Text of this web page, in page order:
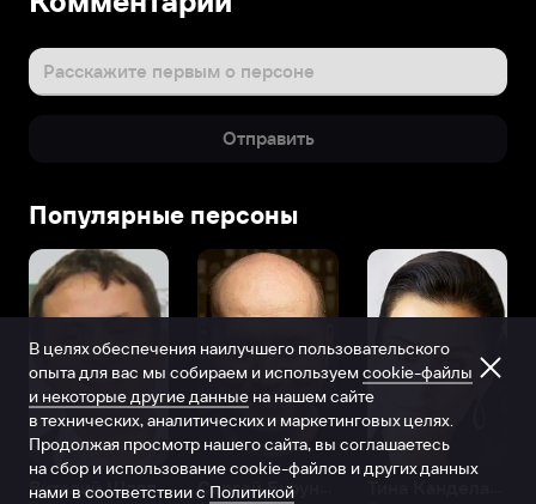
Расскажите первым о персоне
Отправить
Популярные персоны
Виталий Шляппо
В целях обеспечения наилучшего пользовательского
опыта для вас мы собираем и используем cookie-файлы
и некоторые другие данные на нашем сайте
в технических, аналитических и маркетинговых целях.
Продолжая просмотр нашего сайта, вы соглашаетесь
на сбор и использование cookie-файлов и других данных
нами в соответствии с Политикой